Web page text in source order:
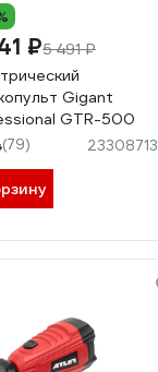
₽5 491 ₽
Gigant
GTR-500
(79) 23308713